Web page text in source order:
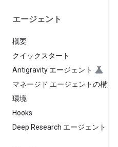
エージェント
概要
クイックスタート
Antigravity エージェント
マネージド エージェントの構築
環境
Hooks
Deep Research エージェント